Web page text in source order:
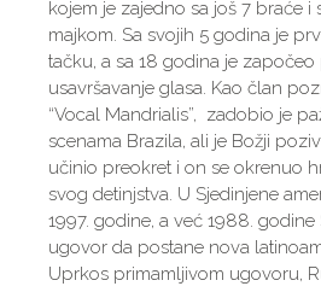
kojem je zajedno sa još 7 braće i
majkom. Sa svojih 5 godina je
tačku, a sa 18 godina je
usavršavanje glasa. Kao član
“Vocal Mandrialis”, zadobio je
scenama Brazila, ali je Božji
učinio preokret i on se okrenuo
svog detinjstva. U Sjedinjene
1997. godine, a već 1988.
ugovor da postane nova
Uprkos primamljivom ugovoru,